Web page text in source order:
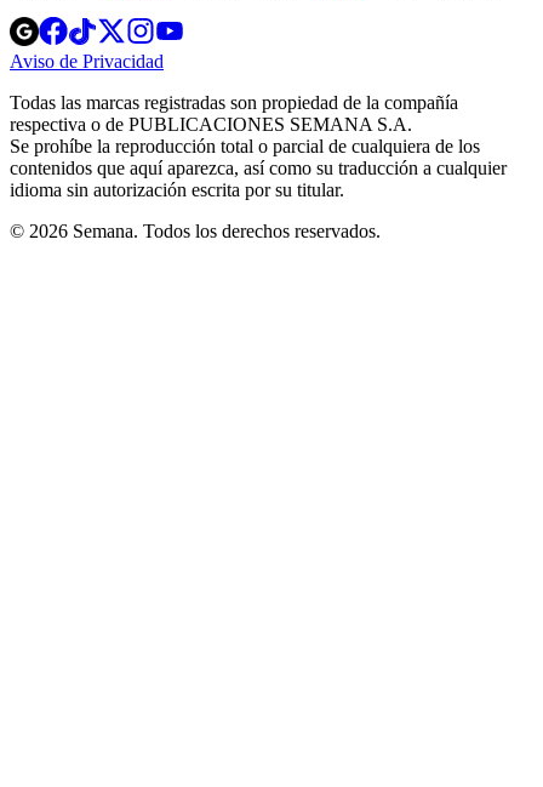
Opens
in
new
Opens
in
new
Opens
in
new
window
Opens
new
windowwindow
Aviso de Privacidad
new
window
Todas las marcas registradas son propiedad de la compañía
respectiva o de PUBLICACIONES SEMANA S.A.
Se prohíbe la reproducción total o parcial de cualquiera de los
contenidos que aquí aparezca, así como su traducción a cualquier
idioma sin autorización escrita por su titular.
© 2026 Semana. Todos los derechos reservados.